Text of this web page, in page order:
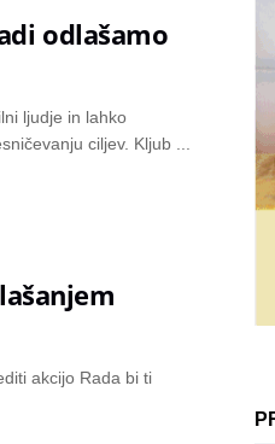
odlašamo
ljudje in lahko
ciljev. Kljub ...
akcijo Rada bi ti